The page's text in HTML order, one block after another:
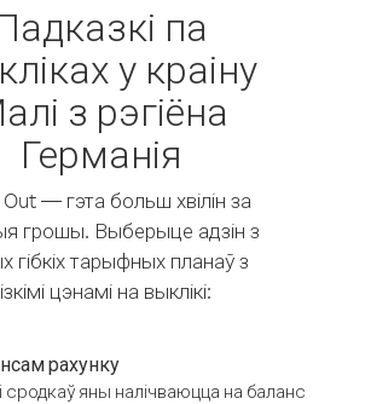
па
у краіну
з рэгіёна
Германія
— гэта больш хвілін за
грошы. Выберыце адзін з
гібкіх тарыфных планаў з
цэнамі на выклікі:
рахунку
сродкаў яны налічваюцца на баланс